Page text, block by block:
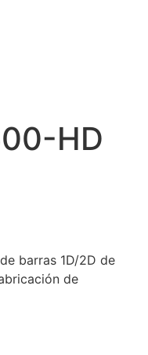
HD
barras 1D/2D de
de